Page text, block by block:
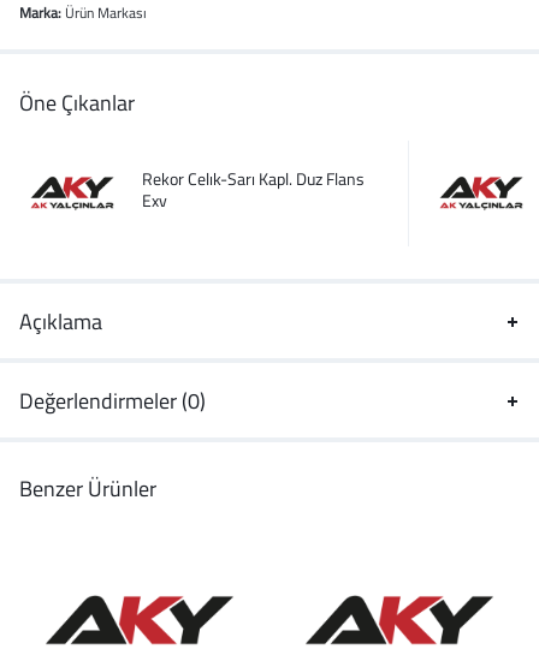
Marka: Ürün Markası
Öne Çıkanlar
Rekor Celık-Sarı Kapl. Duz Flans
Exv
Açıklama
Değerlendirmeler (0)
Benzer Ürünler